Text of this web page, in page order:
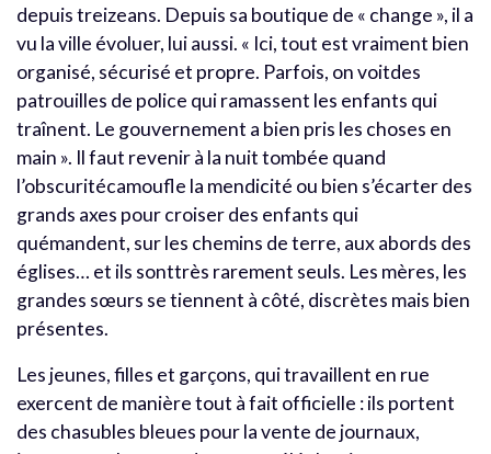
depuis treizeans. Depuis sa boutique de « change », il a
vu la ville évoluer, lui aussi. « Ici, tout est vraiment bien
organisé, sécurisé et propre. Parfois, on voitdes
patrouilles de police qui ramassent les enfants qui
traînent. Le gouvernement a bien pris les choses en
main ». Il faut revenir à la nuit tombée quand
l’obscuritécamoufle la mendicité ou bien s’écarter des
grands axes pour croiser des enfants qui
quémandent, sur les chemins de terre, aux abords des
églises… et ils sonttrès rarement seuls. Les mères, les
grandes sœurs se tiennent à côté, discrètes mais bien
présentes.
Les jeunes, filles et garçons, qui travaillent en rue
exercent de manière tout à fait officielle : ils portent
des chasubles bleues pour la vente de journaux,